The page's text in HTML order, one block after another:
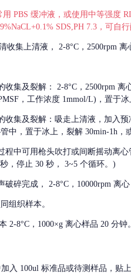
用 PBS 缓冲液，或使用中等强度
SDS,PH 7.3，可自
收集上清液， 2-8°C，2500rpm
收集及裂解：
2-8°C，2500rpm
，工作浓度 1mmol/L)，置于
收集及裂解：吸走上清液，加入预
中，置于冰上，裂解 30min-1h，
程中可用枪头吹打或间断摇动离
，停止 30 秒， 3~5 个循环。)
破碎完成， 2-8°C，10000rpm 离
组织样本。
2-8°C，1000×g 离心样品 20 分
入 100ul 标准品或待测样品，贴